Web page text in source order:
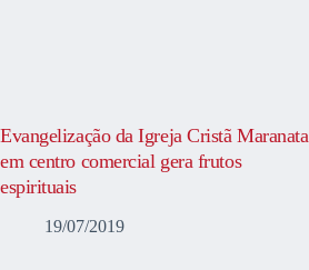
Evangelização da Igreja Cristã Maranata
em centro comercial gera frutos
espirituais
19/07/2019